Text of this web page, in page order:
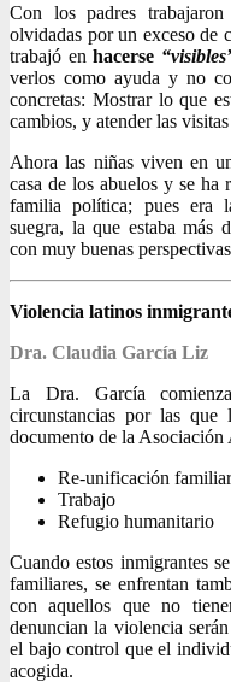
Con los padres
olvidadas por un exceso de
trabajó enhacerse
verlos como ayuda y no
concretas: Mostrar lo que
cambios, y atender las
Ahora las niñas viven en
casa de los abuelos y se
familia política; pues era
suegra, la que estaba más
con muy buenas
Violencia latinos
Dra. Claudia García Liz
La Dra. García
circunstancias por las
documento de la Asociación
Re-unificación familiar
Trabajo
Refugio humanitario
Cuando estos inmigrantes
familiares, se enfrentan
con aquellos que no
denuncian la violencia
el bajo control que el
acogida.